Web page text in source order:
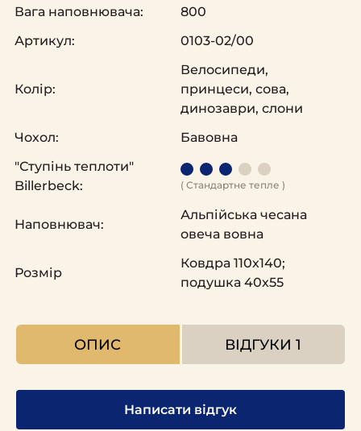
Вага наповнювача:
800
Артикул:
0103-02/00
Колір:
Велосипеди,
принцеси, сова,
динозаври, слони
Чохол:
Бавовна
"Ступінь теплоти"
Billerbeck:
( Стандартне тепле )
Наповнювач:
Альпійська чесана
овеча вовна
Розмір
Ковдра 110х140;
подушка 40х55
ОПИС ВІДГУКИ1
Написати відгук